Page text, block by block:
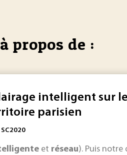
propos de :
; l’usage pour la mobilité ;
intelligent sur le
parisien
SC2020
et réseau). Puis notre